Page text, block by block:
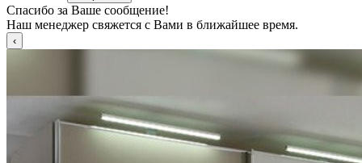
Спасибо за Ваше сообщение!
Наш менеджер свяжется с Вами в ближайшее время.